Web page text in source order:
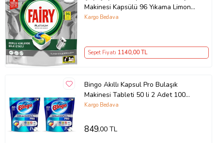
Makinesi Kapsülü 96 Yıkama Limon
Kokulu 1 Paket
Kargo Bedava
Sepet Fiyatı 1140,00 TL
Bingo Akıllı Kapsul Pro Bulaşık
Makinesi Tableti 50 li 2 Adet 100
Kapsul
Kargo Bedava
849,00 TL